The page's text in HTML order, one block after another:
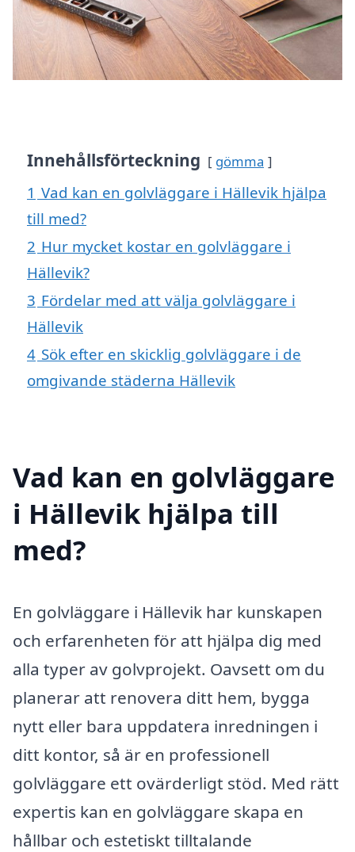
Innehållsförteckning gömma
1 Vad kan en golvläggare i Hällevik hjälpa
till med?
2 Hur mycket kostar en golvläggare i
Hällevik?
3 Fördelar med att välja golvläggare i
Hällevik
4 Sök efter en skicklig golvläggare i de
omgivande städerna Hällevik
Vad kan en golvläggare
i Hällevik hjälpa till
med?
En golvläggare i Hällevik har kunskapen
och erfarenheten för att hjälpa dig med
alla typer av golvprojekt. Oavsett om du
planerar att renovera ditt hem, bygga
nytt eller bara uppdatera inredningen i
ditt kontor, så är en professionell
golvläggare ett ovärderligt stöd. Med rätt
expertis kan en golvläggare skapa en
hållbar och estetiskt tilltalande